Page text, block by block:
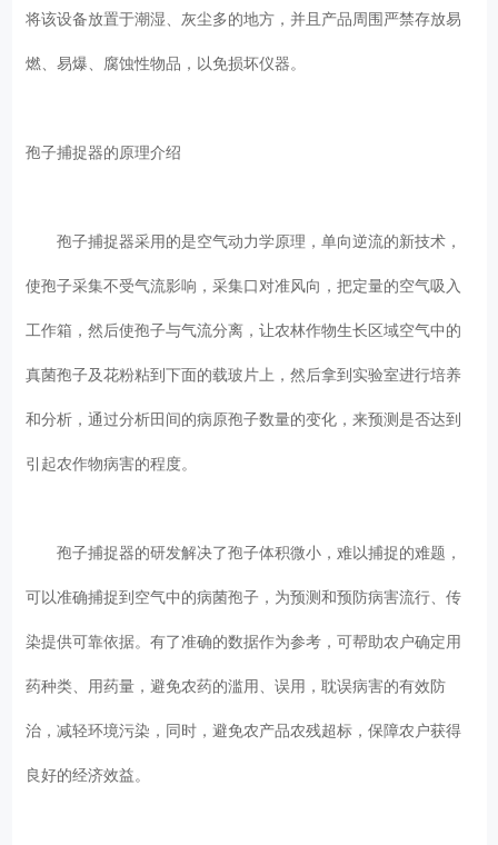
将该设备放置于潮湿、灰尘多的地方，并且产品周围严禁存放易
燃、易爆、腐蚀性物品，以免损坏仪器。
孢子捕捉器的原理介绍
孢子捕捉器采用的是空气动力学原理，单向逆流的新技术，
使孢子采集不受气流影响，采集口对准风向，把定量的空气吸入
工作箱，然后使孢子与气流分离，让农林作物生长区域空气中的
真菌孢子及花粉粘到下面的载玻片上，然后拿到实验室进行培养
和分析，通过分析田间的病原孢子数量的变化，来预测是否达到
引起农作物病害的程度。
孢子捕捉器的研发解决了孢子体积微小，难以捕捉的难题，
可以准确捕捉到空气中的病菌孢子，为预测和预防病害流行、传
染提供可靠依据。有了准确的数据作为参考，可帮助农户确定用
药种类、用药量，避免农药的滥用、误用，耽误病害的有效防
治，减轻环境污染，同时，避免农产品农残超标，保障农户获得
良好的经济效益。